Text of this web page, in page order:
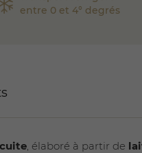
entre 0 et 4° degrés
, élaboré à partir de